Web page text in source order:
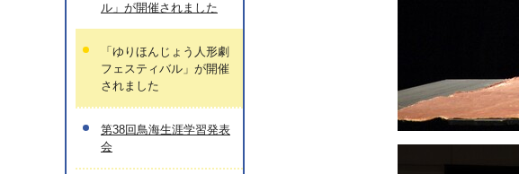
ル」が開催されました
「ゆりほんじょう人形劇
フェスティバル」が開催
されました
第38回鳥海生涯学習発表
会